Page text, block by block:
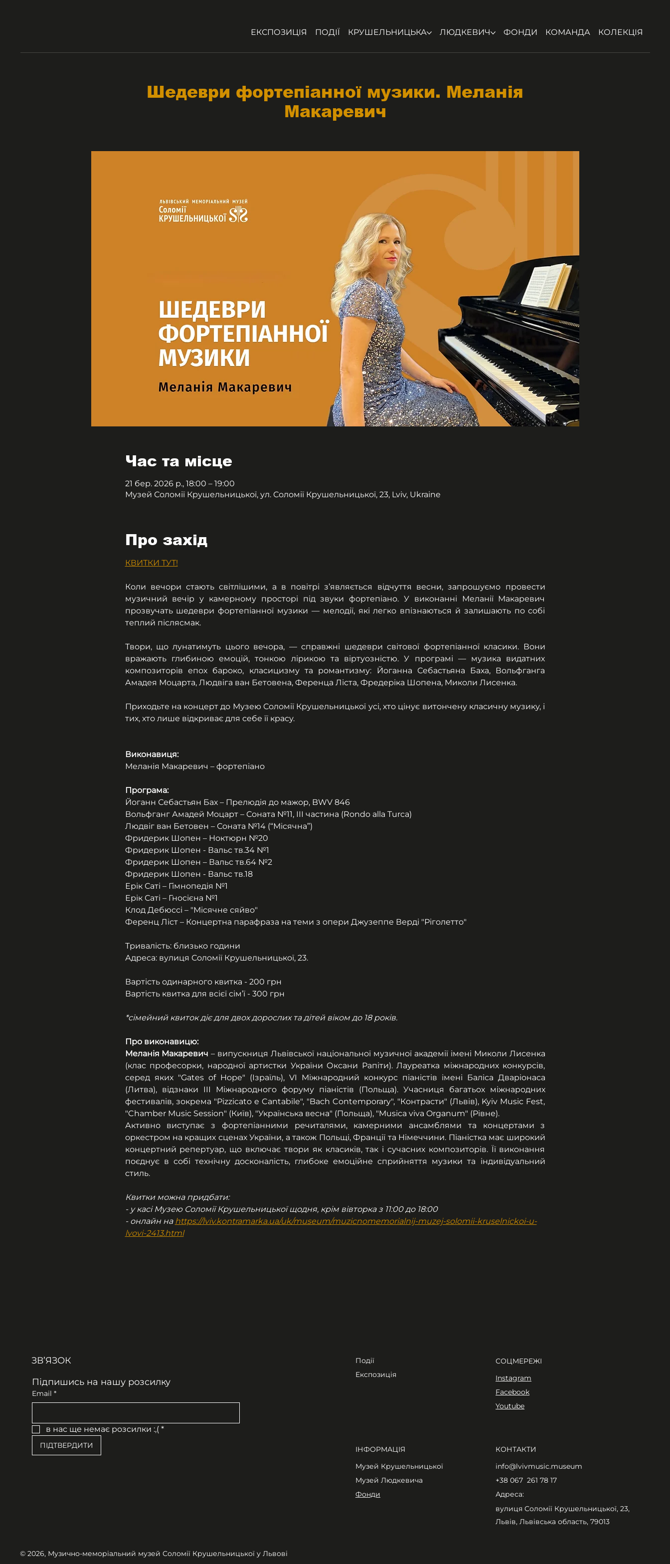
ЕКСПОЗИЦІЯ ПОДІЇ КРУШЕЛЬНИЦЬКА ЛЮДКЕВИЧ ФОНДИ КОМАНДА КОЛЕКЦІЯ
Шедеври фортепіанної музики. Меланія
Макаревич
Час та місце
21 бер. 2026 р., 18:00 – 19:00
Музей Соломії Крушельницької, ул. Соломії Крушельницької, 23, Lviv, Ukraine
Про захід
КВИТКИ ТУТ!
Коли вечори стають світлішими, а в повітрі з’являється відчуття весни, запрошуємо провести
музичний вечір у камерному просторі під звуки фортепіано. У виконанні Меланії Макаревич
прозвучать шедеври фортепіанної музики — мелодії, які легко впізнаються й залишають по собі
теплий післясмак.
Твори, що лунатимуть цього вечора, — справжні шедеври світової фортепіанної класики. Вони
вражають глибиною емоцій, тонкою лірикою та віртуозністю. У програмі — музика видатних
композиторів епох бароко, класицизму та романтизму: Йоганна Себастьяна Баха, Вольфганга
Амадея Моцарта, Людвіга ван Бетовена, Ференца Ліста, Фредеріка Шопена, Миколи Лисенка.
Приходьте на концерт до Музею Соломії Крушельницької усі, хто цінує витончену класичну музику, і
тих, хто лише відкриває для себе її красу.
Виконавиця:
Меланія Макаревич – фортепіано
Програма:
Йоганн Себастьян Бах – Прелюдія до мажор, BWV 846
Вольфганг Амадей Моцарт – Соната №11, ІІІ частина (Rondo alla Turca)
Людвіг ван Бетовен – Соната №14 (“Місячна”)
Фридерик Шопен – Ноктюрн №20
Фридерик Шопен - Вальс тв.34 №1
Фридерик Шопен – Вальс тв.64 №2
Фридерик Шопен - Вальс тв.18
Ерік Саті – Гімнопедія №1
Ерік Саті – Гносієна №1
Клод Дебюссі – "Місячне сяйво"
Ференц Ліст – Концертна парафраза на теми з опери Джузеппе Верді "Ріголетто"
Тривалість: близько години
Адреса: вулиця Соломії Крушельницької, 23.
Вартість одинарного квитка - 200 грн
Вартість квитка для всієї сім’ї - 300 грн
*сімейний квиток діє для двох дорослих та дітей віком до 18 років.
Про виконавицю:
Меланія Макаревич – випускниця Львівської національної музичної академії імені Миколи Лисенка
(клас професорки, народної артистки України Оксани Рапіти). Лауреатка міжнародних конкурсів,
серед яких "Gates of Hope" (Ізраїль), VI Міжнародний конкурс піаністів імені Баліса Дваріонаса
(Литва), відзнаки III Міжнародного форуму піаністів (Польща). Учасниця багатьох міжнародних
фестивалів, зокрема "Pizzicato e Cantabile", "Bach Contemporary", "Контрасти" (Львів), Kyiv Music Fest,
"Chamber Music Session" (Київ), "Українська весна" (Польща), "Musica viva Organum" (Рівне).
Активно виступає з фортепіанними речиталями, камерними ансамблями та концертами з
оркестром на кращих сценах України, а також Польщі, Франції та Німеччини. Піаністка має широкий
концертний репертуар, що включає твори як класиків, так і сучасних композиторів. Її виконання
поєднує в собі технічну досконалість, глибоке емоційне сприйняття музики та індивідуальний
стиль.
Квитки можна придбати:
- у касі Музею Соломії Крушельницької щодня, крім вівторка з 11:00 до 18:00
- онлайн на https://lviv.kontramarka.ua/uk/museum/muzicnomemorialnij-muzej-solomii-kruselnickoi-u-
lvovi-2413.html
ЗВʼЯЗОК
Підпишись на нашу розсилку
Email *
в нас ще немає розсилки :,( *
ПІДТВЕРДИТИ
Події
Експозиція
СОЦМЕРЕЖІ
Instagram
Facebook
Youtube
ІНФОРМАЦІЯ
Музей Крушельницької
Музей Людкевича
Фонди
КОНТАКТИ
info@lvivmusic.museum
+38 067 261 78 17​
Адреса:
вулиця Соломії Крушельницької, 23,
Львів, Львівська область, 79013
© 2026, Музично-меморіальний музей Соломії Крушельницької у Львові